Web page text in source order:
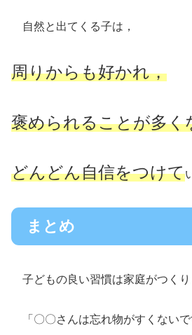
自然と出てくる子は，
周りからも好かれ，
褒められることが多く
どんどん自信をつけて
まとめ
子どもの良い習慣は家庭がつくり
「〇〇さんは忘れ物がすくないで